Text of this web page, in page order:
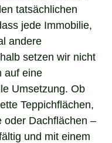
tatsächlichen
jede Immobilie,
andere
setzen wir nicht
auf eine
Umsetzung. Ob
Teppichflächen,
Dachflächen –
und mit einem